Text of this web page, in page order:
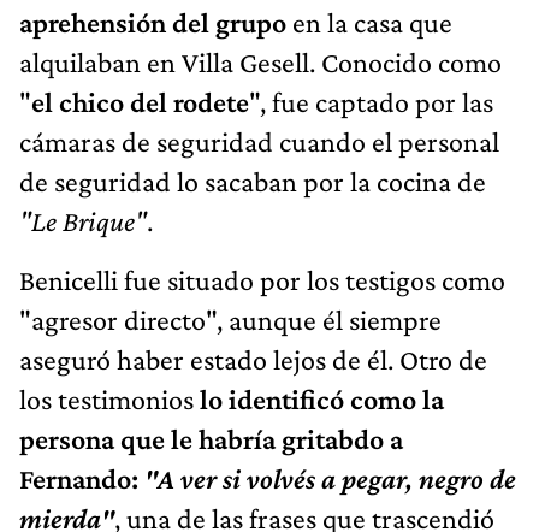
aprehensión del grupo en la casa que
alquilaban en Villa Gesell. Conocido como
"el chico del rodete", fue captado por las
cámaras de seguridad cuando el personal
de seguridad lo sacaban por la cocina de
"Le Brique".
Benicelli fue situado por los testigos como
"agresor directo", aunque él siempre
aseguró haber estado lejos de él. Otro de
los testimonioslo identificó como la
persona que le habría gritabdo a
Fernando: "A ver si volvés a pegar, negro de
mierda", una de las frases que trascendió